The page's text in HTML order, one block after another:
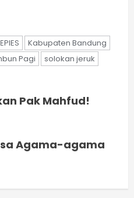
Kabupaten Bandung
Pagi solokan jeruk
Pak Mahfud!
Agama-agama